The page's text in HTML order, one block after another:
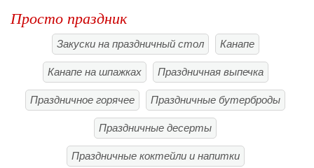
Просто праздник
Закуски на праздничный стол Канапе
Канапе на шпажках Праздничная выпечка
Праздничное горячее Праздничные бутерброды
Праздничные десерты
Праздничные коктейли и напитки